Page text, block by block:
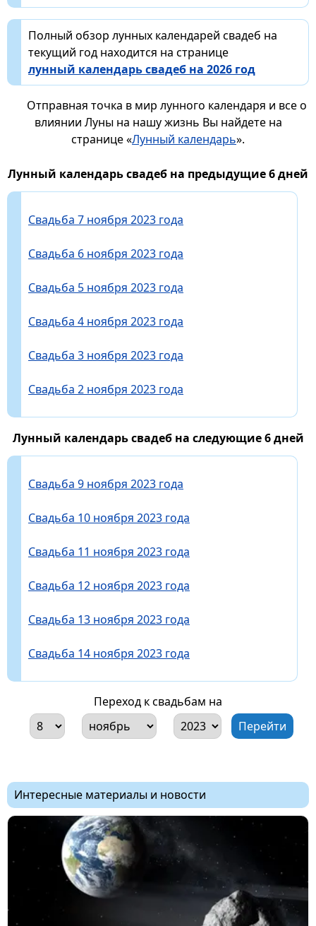
Полный обзор лунных календарей свадеб на
текущий год находится на странице
лунный календарь свадеб на 2026 год
Отправная точка в мир лунного календаря и все о
влиянии Луны на нашу жизнь Вы найдете на
странице «Лунный календарь».
Лунный календарь свадеб на предыдущие 6 дней
Свадьба 7 ноября 2023 года
Свадьба 6 ноября 2023 года
Свадьба 5 ноября 2023 года
Свадьба 4 ноября 2023 года
Свадьба 3 ноября 2023 года
Свадьба 2 ноября 2023 года
Лунный календарь свадеб на следующие 6 дней
Свадьба 9 ноября 2023 года
Свадьба 10 ноября 2023 года
Свадьба 11 ноября 2023 года
Свадьба 12 ноября 2023 года
Свадьба 13 ноября 2023 года
Свадьба 14 ноября 2023 года
Переход к свадьбам на
Интересные материалы и новости